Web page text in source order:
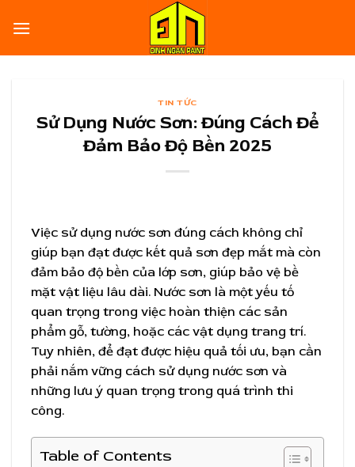
TIN TỨC
Sử Dụng Nước Sơn: Đúng Cách Để
Đảm Bảo Độ Bền 2025
Việc sử dụng nước sơn đúng cách không chỉ
giúp bạn đạt được kết quả sơn đẹp mắt mà còn
đảm bảo độ bền của lớp sơn, giúp bảo vệ bề
mặt vật liệu lâu dài. Nước sơn là một yếu tố
quan trọng trong việc hoàn thiện các sản
phẩm gỗ, tường, hoặc các vật dụng trang trí.
Tuy nhiên, để đạt được hiệu quả tối ưu, bạn cần
phải nắm vững cách sử dụng nước sơn và
những lưu ý quan trọng trong quá trình thi
công.
Table of Contents